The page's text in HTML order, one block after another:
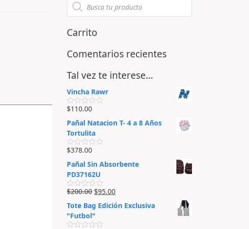
Carrito
Comentarios recientes
Tal vez te interese…
Vincha Rawr
V
l
o
r
a
d
e
n
0
d
e
$110.00
Pañal Natacion T- 4 a 8 Años
Tortulita
V
l
o
r
a
d
e
n
0
d
$378.00
Pañal Sin Absorbente
PD37162U
V
l
o
a
$200.00 $95.00
Tote Bag Edición Exclusiva
"Futbol"